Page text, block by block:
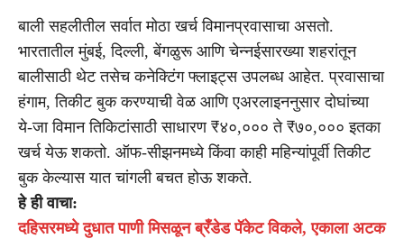
बाली सहलीतील सर्वात मोठा खर्च विमानप्रवासाचा असतो.
भारतातील मुंबई, दिल्ली, बेंगळुरू आणि चेन्नईसारख्या शहरांतून
बालीसाठी थेट तसेच कनेक्टिंग फ्लाइट्स उपलब्ध आहेत. प्रवासाचा
हंगाम, तिकीट बुक करण्याची वेळ आणि एअरलाइननुसार दोघांच्या
ये-जा विमान तिकिटांसाठी साधारण ₹४०,००० ते ₹७०,००० इतका
खर्च येऊ शकतो. ऑफ-सीझनमध्ये किंवा काही महिन्यांपूर्वी तिकीट
बुक केल्यास यात चांगली बचत होऊ शकते.
हे ही वाचा:
दहिसरमध्ये दुधात पाणी मिसळून ब्रँडेड पॅकेट विकले, एकाला अटक